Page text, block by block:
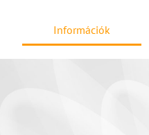
Információk